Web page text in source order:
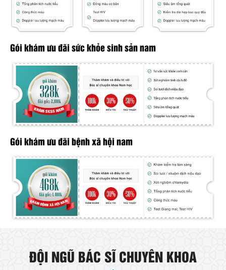
Gói khám ưu đãi sức khỏe sinh sản nam
Gói khám ưu đãi bệnh xã hội nam
ĐỘI NGŨ BÁC SĨ CHUYÊN KHOA